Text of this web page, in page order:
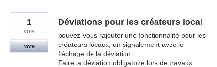
Déviations pour les créateurs local
pouvez-vous rajouter une fonctionnalité pour les
créateurs locaux, un signalement avec le
fléchage de la déviation.
Faire la déviation obligatoire lors de travaux.
1
vote
Vote